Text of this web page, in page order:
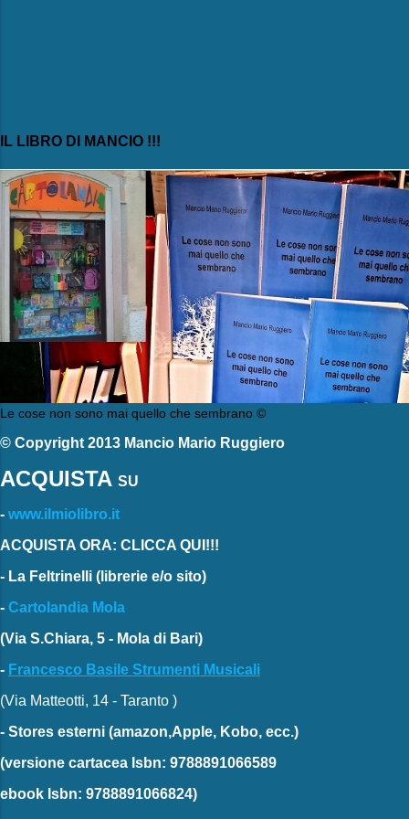
IL LIBRO DI MANCIO !!!
Le cose non sono mai quello che sembrano ©
© Copyright 2013 Mancio Mario Ruggiero
ACQUISTA SU
- www.ilmiolibro.it
ACQUISTA ORA: CLICCA QUI!!!
- La Feltrinelli (librerie e/o sito)
- Cartolandia Mola
(Via S.Chiara, 5 - Mola di Bari)
- Francesco Basile Strumenti Musicali
(Via Matteotti, 14 - Taranto )
- Stores esterni (amazon,Apple, Kobo, ecc.)
(versione cartacea Isbn: 9788891066589
ebook Isbn: 9788891066824)